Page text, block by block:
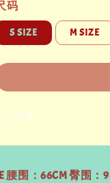
码
S SIZE M SIZE
分享
腰围：66CM 臀围：